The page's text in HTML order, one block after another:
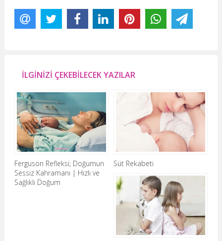
İLGİNİZİ ÇEKEBİLECEK YAZILAR
Ferguson Refleksi; Doğumun
Sessiz Kahramanı | Hızlı ve
Sağlıklı Doğum
Süt Rekabeti